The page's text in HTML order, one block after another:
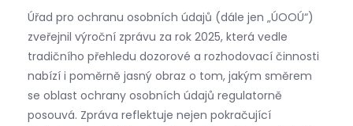
Úřad pro ochranu osobních údajů (dále jen „ÚOOÚ“)
zveřejnil výroční zprávu za rok 2025, která vedle
tradičního přehledu dozorové a rozhodovací činnosti
nabízí i poměrně jasný obraz o tom, jakým směrem
se oblast ochrany osobních údajů regulatorně
posouvá. Zpráva reflektuje nejen pokračující